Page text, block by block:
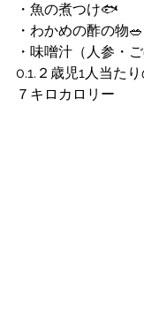
・魚の煮つけ🐟
・わかめの酢の物🥗
・味噌汁（人参・
0.1.２歳児1人当た
７キロカロリー